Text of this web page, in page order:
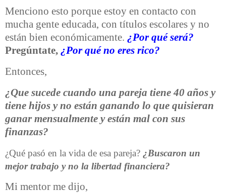
Menciono esto porque estoy en contacto con
mucha gente educada, con títulos escolares y no
están bien económicamente. ¿Por qué será?
Pregúntate, ¿Por qué no eres rico?
Entonces,
¿Que sucede cuando una pareja tiene 40 años y
tiene hijos y no están ganando lo que quisieran
ganar mensualmente y están mal con sus
finanzas?
¿Qué pasó en la vida de esa pareja? ¿Buscaron un
mejor trabajo y no la libertad financiera?
Mi mentor me dijo,